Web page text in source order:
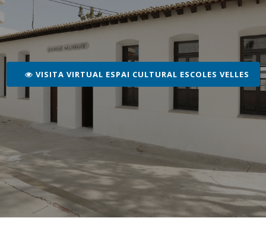
VISITA VIRTUAL ESPAI CULTURAL ESCOLES VELLES